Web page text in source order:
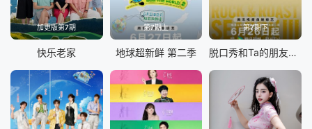
加更版第7期
快乐老家
第7期上
地球超新鲜 第二季
第7期下
脱口秀和Ta的朋友们 第三季